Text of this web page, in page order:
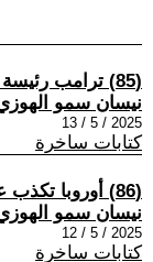
(85) ترامب رئيسة جمعية أتاوات او مافيا عالمية !
نيسان سمو
2025 / 5 / 13
كتابات ساخرة
(86) أوروبا تكذب على العالم ومسرحية البهلوان !
نيسان سمو
2025 / 5 / 12
كتابات ساخرة